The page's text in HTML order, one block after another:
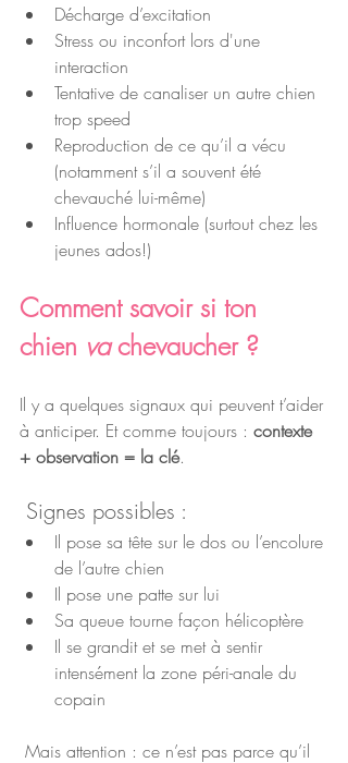
Décharge d’excitation
Stress ou inconfort lors d'une
interaction
Tentative de canaliser un autre chien
trop speed
Reproduction de ce qu’il a vécu
(notamment s’il a souvent été
chevauché lui-même)
Influence hormonale (surtout chez les
jeunes ados!)
Comment savoir si ton
chien va chevaucher ?
Il y a quelques signaux qui peuvent t’aider
à anticiper. Et comme toujours : contexte
+ observation = la clé.
Signes possibles :
Il pose sa tête sur le dos ou l’encolure
de l’autre chien
Il pose une patte sur lui
Sa queue tourne façon hélicoptère
Il se grandit et se met à sentir
intensément la zone péri-anale du
copain